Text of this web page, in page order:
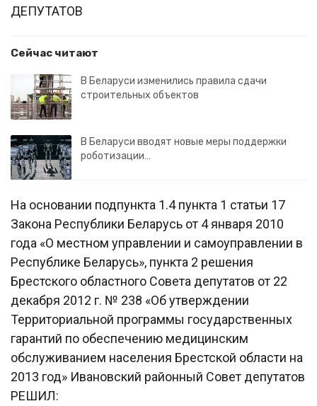
ДЕПУТАТОВ
Сейчас читают
В Беларуси изменились правила сдачи
строительных объектов
В Беларуси вводят новые меры поддержки
роботизации…
На основании подпункта 1.4 пункта 1 статьи 17
Закона Республики Беларусь от 4 января 2010
года «О местном управлении и самоуправлении в
Республике Беларусь», пункта 2 решения
Брестского областного Совета депутатов от 22
декабря 2012 г. № 238 «Об утверждении
Территориальной программы государственных
гарантий по обеспечению медицинским
обслуживанием населения Брестской области на
2013 год» Ивановский районный Совет депутатов
РЕШИЛ: